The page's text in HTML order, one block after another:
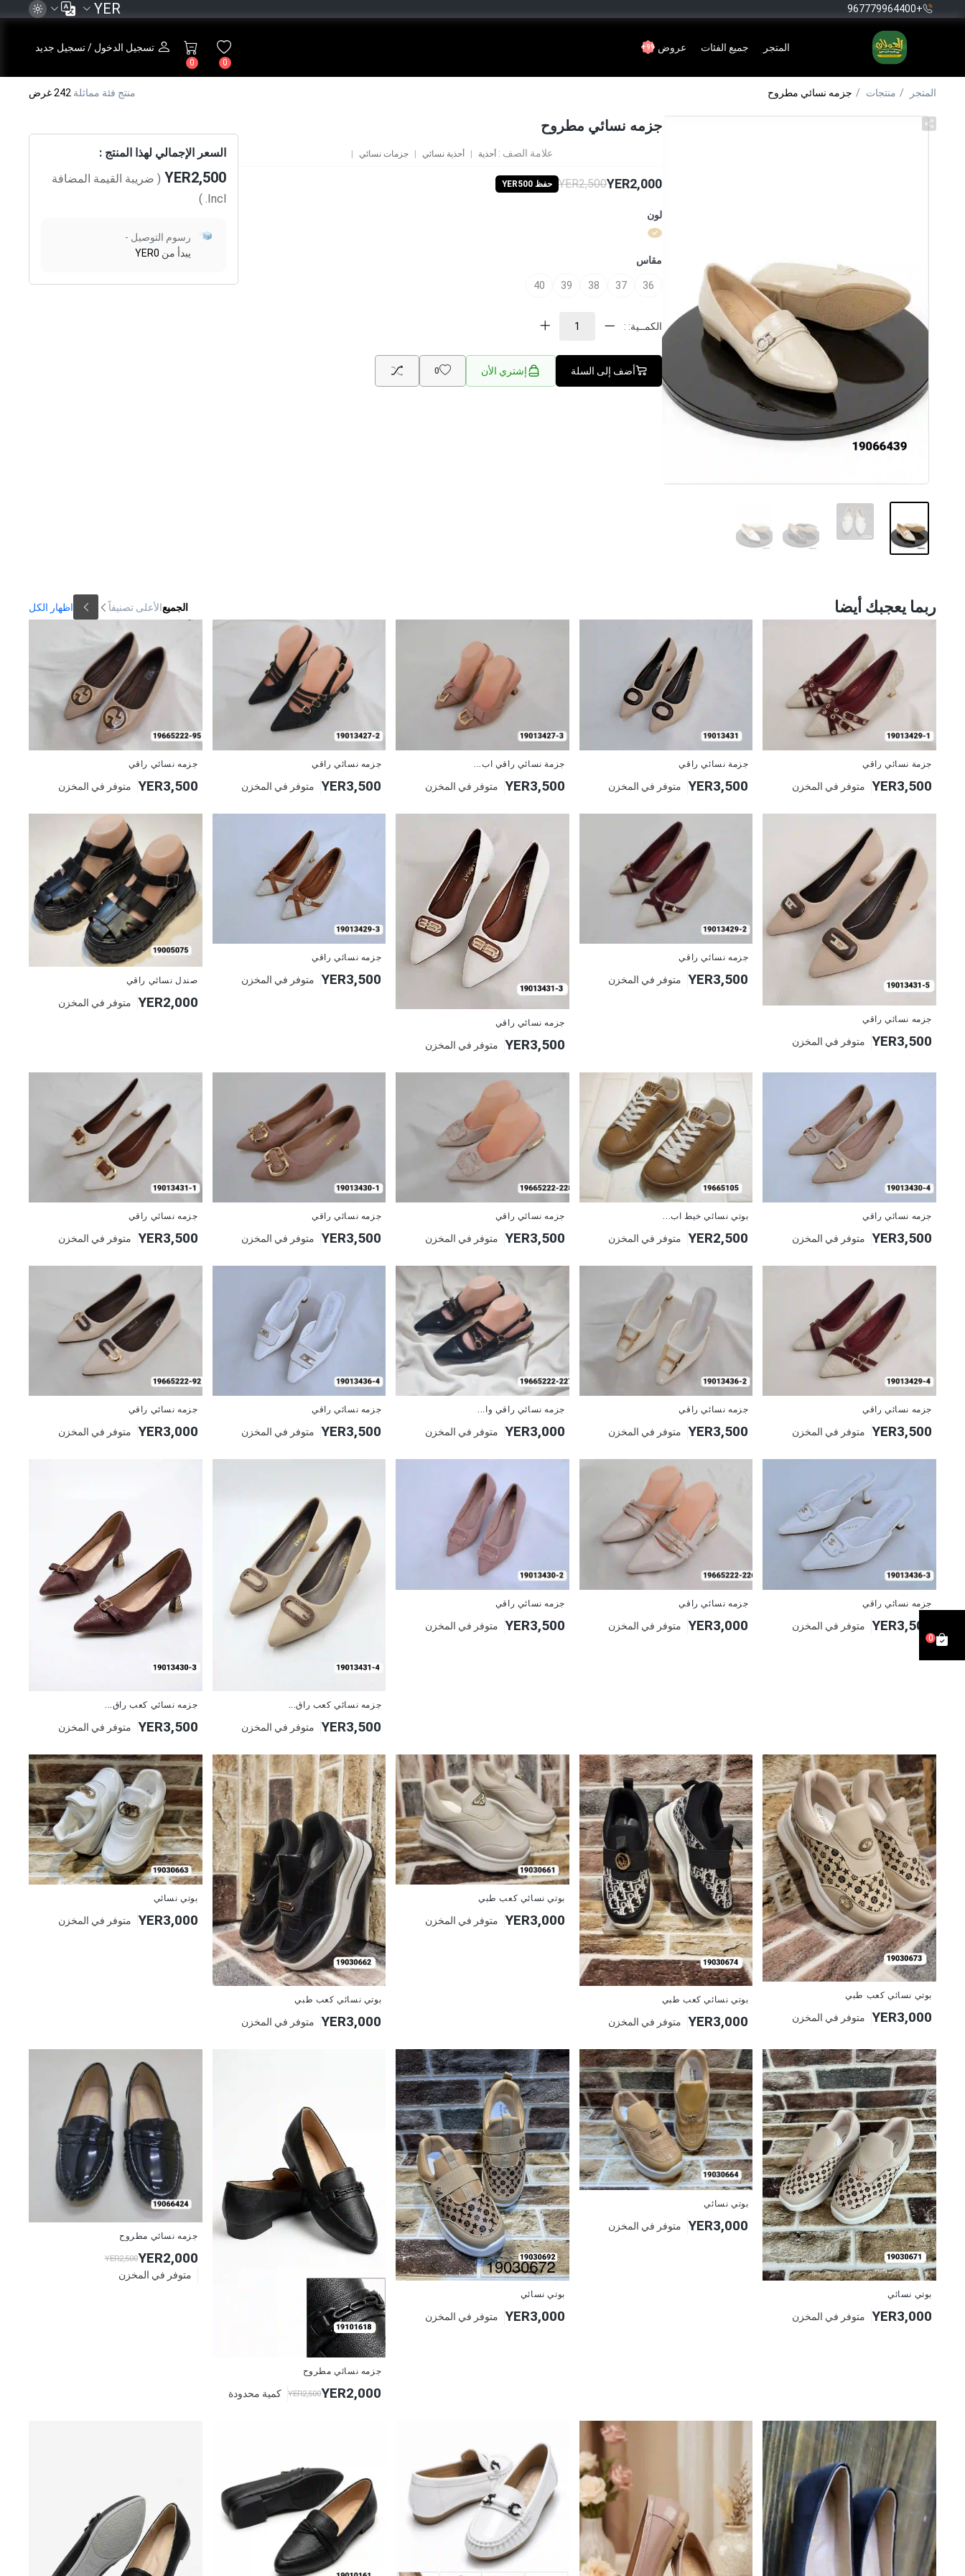
+967779964400
YER
المتجر جميع الفئات عروض 99+
0
0
تسجيل الدخول / تسجيل جديد
0
المتجر منتجات جزمه نسائي مطروح منتج فئة مماثلة 242 غرض
جزمه نسائي مطروح
علامة الصف : أحذية أحذية نسائي جزمات نسائي
YER2,000
YER2,500 حفظ YER500
لون
مقاس
36
37
38
39
40
الكمــية: :
أضف إلى السلة إشتري الأن 0
السعر الإجمالي لهذا المنتج :
YER2,500 ( ضريبة القيمة المضافة
Incl.
)
رسوم التوصيل -
يبدأ من YER0
ربما يعجبك أيضا الجميعالأعلى تصنيفاً اظهار الكل
جزمة نسائي راقي
YER3,500 متوفر في المخزن
جزمة نسائي راقي
YER3,500 متوفر في المخزن
جزمة نسائي راقي اب...
YER3,500 متوفر في المخزن
جزمه نسائي راقي
YER3,500 متوفر في المخزن
جزمه نسائي راقي
YER3,500 متوفر في المخزن
جزمه نسائي راقي
YER3,500 متوفر في المخزن
جزمه نسائي راقي
YER3,500 متوفر في المخزن
جزمه نسائي راقي
YER3,500 متوفر في المخزن
جزمه نسائي راقي
YER3,500 متوفر في المخزن صندل نسائي راقي
YER2,000 متوفر في المخزن
جزمه نسائي راقي
YER3,500 متوفر في المخزن
بوتي نسائي خيط اب...
YER2,500 متوفر في المخزن
جزمه نسائي راقي
YER3,500 متوفر في المخزن
جزمه نسائي راقي
YER3,500 متوفر في المخزن
جزمه نسائي راقي
YER3,500 متوفر في المخزن
جزمه نسائي راقي
YER3,500 متوفر في المخزن
جزمه نسائي راقي
YER3,500 متوفر في المخزن
جزمه نسائي راقي وا...
YER3,000 متوفر في المخزن
جزمه نسائي راقي
YER3,500 متوفر في المخزن
جزمه نسائي راقي
YER3,000 متوفر في المخزن
جزمه نسائي راقي
YER3,500 متوفر في المخزن
جزمه نسائي راقي
YER3,000 متوفر في المخزن
جزمه نسائي راقي
YER3,500 متوفر في المخزن
جزمه نسائي كعب راق...
YER3,500 متوفر في المخزن
جزمه نسائي كعب راق...
YER3,500 متوفر في المخزن
بوتي نسائي كعب طبي
YER3,000 متوفر في المخزن
بوتي نسائي كعب طبي
YER3,000 متوفر في المخزن
بوتي نسائي كعب طبي
YER3,000 متوفر في المخزن
بوتي نسائي كعب طبي
YER3,000 متوفر في المخزن
بوتي نسائي
YER3,000 متوفر في المخزن
بوتي نسائي
YER3,000 متوفر في المخزن
بوتي نسائي
YER3,000 متوفر في المخزن
بوتي نسائي
YER3,000 متوفر في المخزن
جزمه نسائي مطروح
YER2,000
YER2,500 كمية محدودة
جزمه نسائي مطروح
YER2,000
YER2,500
متوفر في المخزن